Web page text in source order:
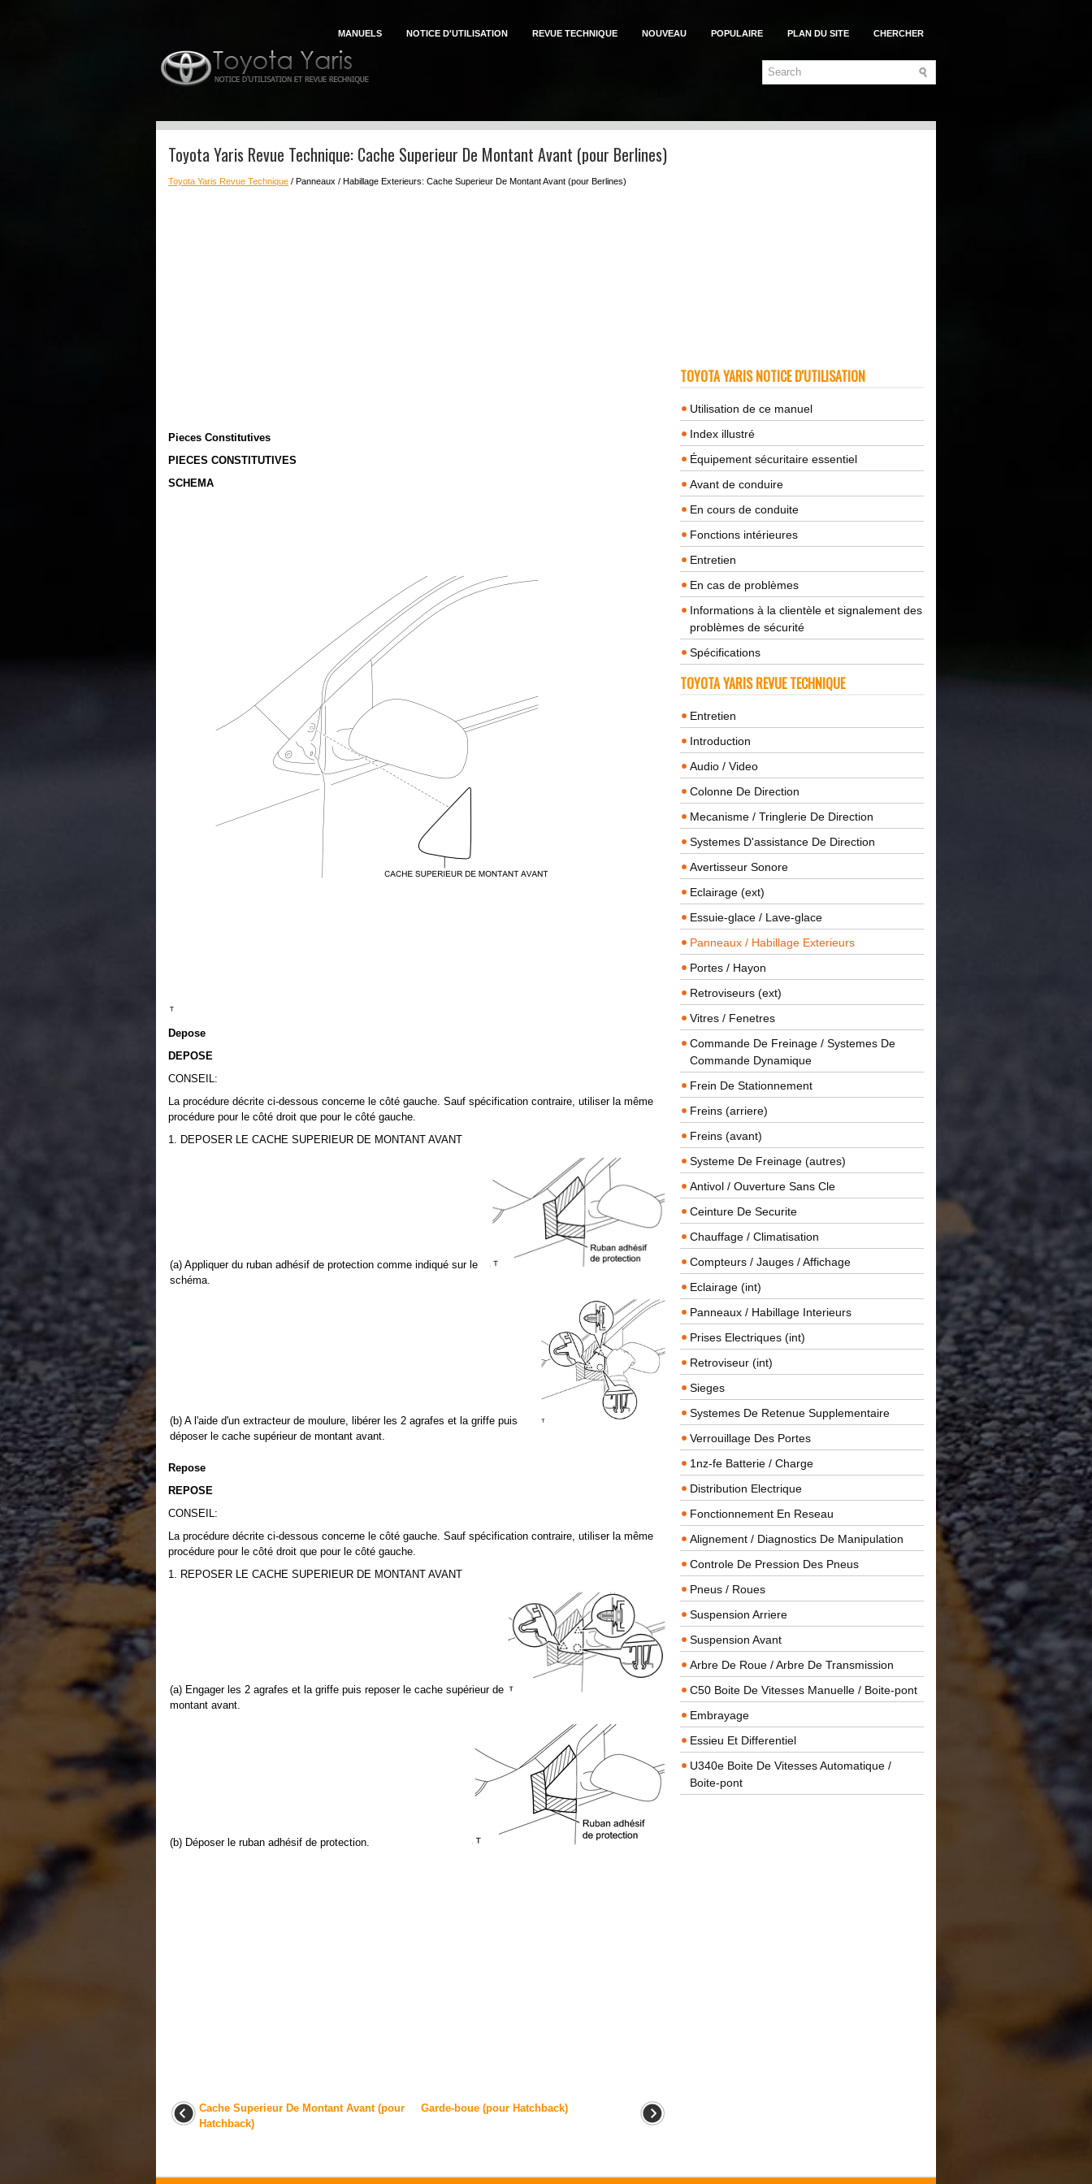
MANUELS NOTICE D'UTILISATION REVUE TECHNIQUE NOUVEAU POPULAIRE PLAN DU SITE CHERCHER
Toyota Yaris Revue Technique: Cache Superieur De Montant Avant (pour Berlines)
Toyota Yaris Revue Technique / Panneaux / Habillage Exterieurs: Cache Superieur De Montant Avant (pour Berlines)
Pieces Constitutives
PIECES CONSTITUTIVES
SCHEMA
Depose
DEPOSE
CONSEIL:
La procédure décrite ci-dessous concerne le côté gauche. Sauf spécification contraire, utiliser la même
procédure pour le côté droit que pour le côté gauche.
1. DEPOSER LE CACHE SUPERIEUR DE MONTANT AVANT
(a) Appliquer du ruban adhésif de protection comme indiqué sur le
schéma.
(b) A l'aide d'un extracteur de moulure, libérer les 2 agrafes et la griffe puis
déposer le cache supérieur de montant avant.
Repose
REPOSE
CONSEIL:
La procédure décrite ci-dessous concerne le côté gauche. Sauf spécification contraire, utiliser la même
procédure pour le côté droit que pour le côté gauche.
1. REPOSER LE CACHE SUPERIEUR DE MONTANT AVANT
(a) Engager les 2 agrafes et la griffe puis reposer le cache supérieur de
montant avant.
(b) Déposer le ruban adhésif de protection.
Cache Superieur De Montant Avant (pour
Hatchback)
Garde-boue (pour Hatchback)
TOYOTA YARIS NOTICE D'UTILISATION
Utilisation de ce manuel
Index illustré
Équipement sécuritaire essentiel
Avant de conduire
En cours de conduite
Fonctions intérieures
Entretien
En cas de problèmes
Informations à la clientèle et signalement des
problèmes de sécurité
Spécifications
TOYOTA YARIS REVUE TECHNIQUE
Entretien
Introduction
Audio / Video
Colonne De Direction
Mecanisme / Tringlerie De Direction
Systemes D'assistance De Direction
Avertisseur Sonore
Eclairage (ext)
Essuie-glace / Lave-glace
Panneaux / Habillage Exterieurs
Portes / Hayon
Retroviseurs (ext)
Vitres / Fenetres
Commande De Freinage / Systemes De
Commande Dynamique
Frein De Stationnement
Freins (arriere)
Freins (avant)
Systeme De Freinage (autres)
Antivol / Ouverture Sans Cle
Ceinture De Securite
Chauffage / Climatisation
Compteurs / Jauges / Affichage
Eclairage (int)
Panneaux / Habillage Interieurs
Prises Electriques (int)
Retroviseur (int)
Sieges
Systemes De Retenue Supplementaire
Verrouillage Des Portes
1nz-fe Batterie / Charge
Distribution Electrique
Fonctionnement En Reseau
Alignement / Diagnostics De Manipulation
Controle De Pression Des Pneus
Pneus / Roues
Suspension Arriere
Suspension Avant
Arbre De Roue / Arbre De Transmission
C50 Boite De Vitesses Manuelle / Boite-pont
Embrayage
Essieu Et Differentiel
U340e Boite De Vitesses Automatique /
Boite-pont